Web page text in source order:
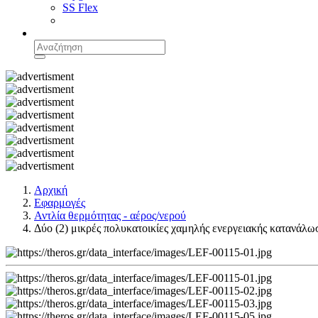
SS Flex
Αρχική
Εφαρμογές
Αντλία θερμότητας - αέρος/νερού
Δύο (2) μικρές πολυκατοικίες χαμηλής ενεργειακής